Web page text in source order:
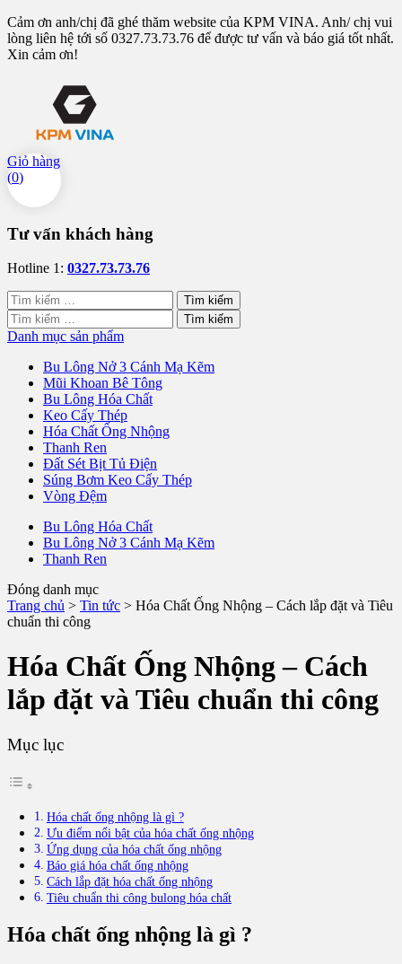
Cảm ơn anh/chị đã ghé thăm website của KPM VINA. Anh/ chị vui
lòng liên hệ tới số 0327.73.73.76 để được tư vấn và báo giá tốt nhất.
Xin cảm ơn!
Giỏ hàng
(0)
Tư vấn khách hàng
Hotline 1: 0327.73.73.76
Tìm
kiếm
cho:
Tìm
kiếm
Danh mục sản phẩm
Bu Lông Nở 3 Cánh Mạ Kẽm
Mũi Khoan Bê Tông
Bu Lông Hóa Chất
Keo Cấy Thép
Hóa Chất Ống Nhộng
Thanh Ren
Đất Sét Bịt Tủ Điện
Súng Bơm Keo Cấy Thép
Vòng Đệm
Bu Lông Hóa Chất
Bu Lông Nở 3 Cánh Mạ Kẽm
Thanh Ren
Đóng danh mục
Trang chủ > Tin tức > Hóa Chất Ống Nhộng – Cách lắp đặt và Tiêu
chuẩn thi công
Hóa Chất Ống Nhộng – Cách
lắp đặt và Tiêu chuẩn thi công
Mục lục
Hóa chất ống nhộng là gì ?
Ưu điểm nổi bật của hóa chất ống nhộng
Ứng dụng của hóa chất ống nhộng
Báo giá hóa chất ống nhộng
Cách lắp đặt hóa chất ống nhộng
Tiêu chuẩn thi công bulong hóa chất
Hóa chất ống nhộng là gì ?